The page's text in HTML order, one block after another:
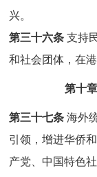
兴。
第三十六条 支持
和社会团体，在
第十
第三十七条 海外
引领，增进华侨
产党、中国特色